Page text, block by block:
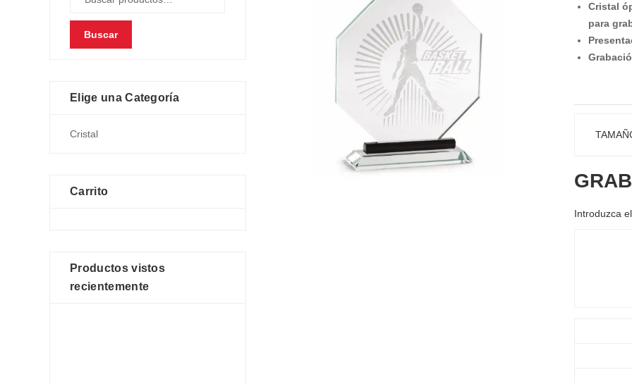
Cristal
para
Introduzca
Buscar
Elige una Categoría
Carrito
Productos vistos
recientemente